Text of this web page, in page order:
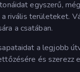
egyszerű,
rivális területeket.
a csatában.
a legjobb
és szerezz